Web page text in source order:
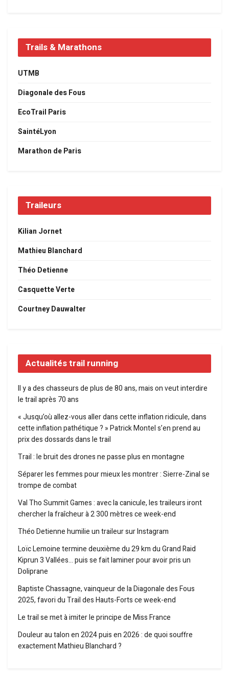
Trails & Marathons
UTMB
Diagonale des Fous
EcoTrail Paris
SaintéLyon
Marathon de Paris
Traileurs
Kilian Jornet
Mathieu Blanchard
Théo Detienne
Casquette Verte
Courtney Dauwalter
Actualités trail running
Il y a des chasseurs de plus de 80 ans, mais on veut interdire
le trail après 70 ans
« Jusqu’où allez-vous aller dans cette inflation ridicule, dans
cette inflation pathétique ? » Patrick Montel s’en prend au
prix des dossards dans le trail
Trail : le bruit des drones ne passe plus en montagne
Séparer les femmes pour mieux les montrer : Sierre-Zinal se
trompe de combat
Val Tho Summit Games : avec la canicule, les traileurs iront
chercher la fraîcheur à 2 300 mètres ce week-end
Théo Detienne humilie un traileur sur Instagram
Loïc Lemoine termine deuxième du 29 km du Grand Raid
Kiprun 3 Vallées… puis se fait laminer pour avoir pris un
Doliprane
Baptiste Chassagne, vainqueur de la Diagonale des Fous
2025, favori du Trail des Hauts-Forts ce week-end
Le trail se met à imiter le principe de Miss France
Douleur au talon en 2024 puis en 2026 : de quoi souffre
exactement Mathieu Blanchard ?